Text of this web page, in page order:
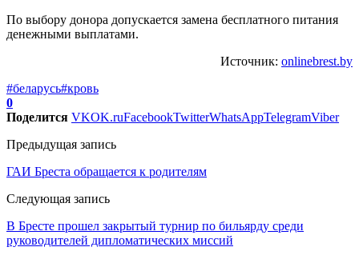
По выбору донора допускается замена бесплатного питания
денежными выплатами.
Источник: onlinebrest.by
#беларусь#кровь
0
Поделится VKOK.ruFacebookTwitterWhatsAppTelegramViber
Предыдущая запись
ГАИ Бреста обращается к родителям
Следующая запись
В Бресте прошел закрытый турнир по бильярду среди
руководителей дипломатических миссий